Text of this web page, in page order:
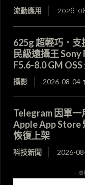
流動應用 2026-
625g 超輕巧．
民級遠攝王 Sony
F5.6-8.0 GM OSS
攝影 2026-08-04
Telegram 因單
Apple App Store
恢復上架
科技新聞 2026-
- 廣